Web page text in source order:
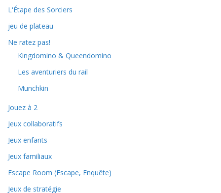
L'Étape des Sorciers
jeu de plateau
Ne ratez pas!
Kingdomino & Queendomino
Les aventuriers du rail
Munchkin
Jouez à 2
Jeux collaboratifs
Jeux enfants
Jeux familiaux
Escape Room (Escape, Enquête)
Jeux de stratégie